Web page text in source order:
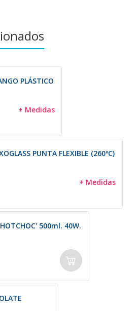
PLÁSTICO
+ Medidas
PUNTA FLEXIBLE (260ºC)
+ Medidas
500ml. 40W.